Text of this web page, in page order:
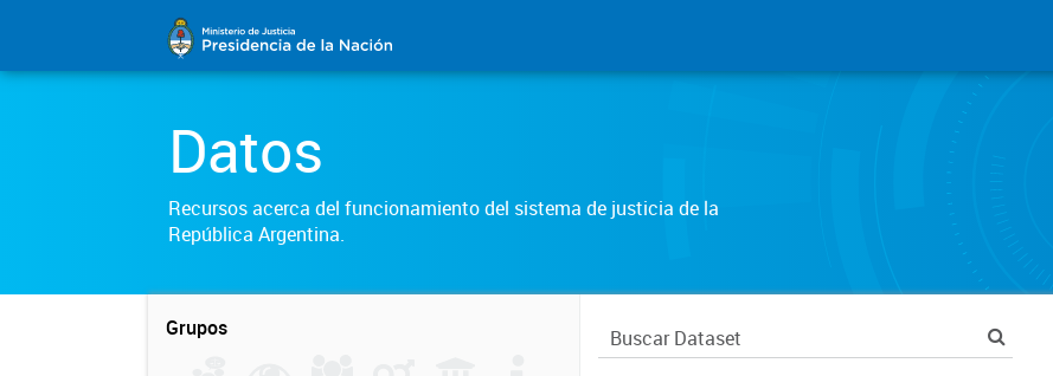
Datos
Recursos acerca del funcionamiento del sistema de justicia de la
República Argentina.
Grupos